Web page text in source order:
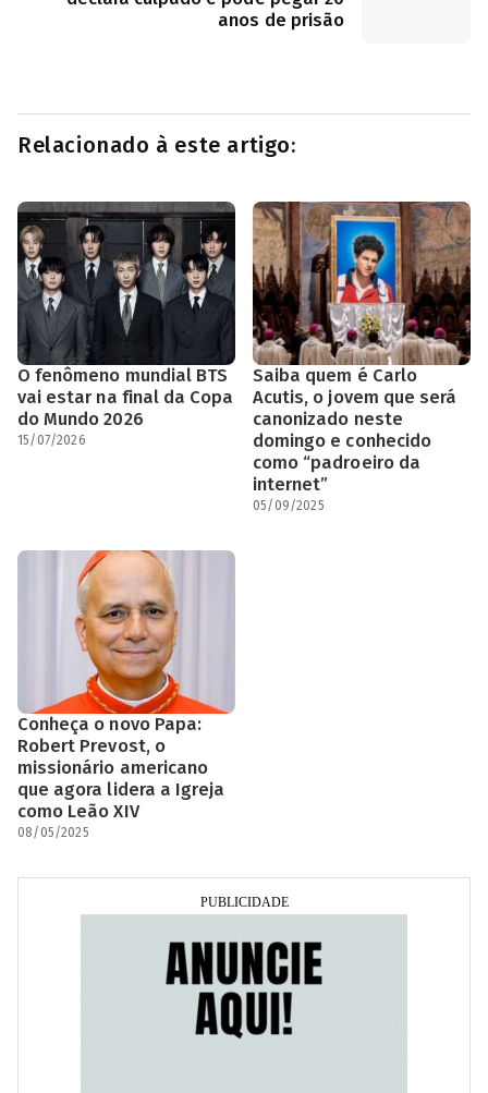
anos de prisão
Relacionado à este artigo:
O fenômeno mundial BTS
vai estar na final da Copa
do Mundo 2026
15/07/2026
Saiba quem é Carlo
Acutis, o jovem que será
canonizado neste
domingo e conhecido
como “padroeiro da
internet”
05/09/2025
Conheça o novo Papa:
Robert Prevost, o
missionário americano
que agora lidera a Igreja
como Leão XIV
08/05/2025